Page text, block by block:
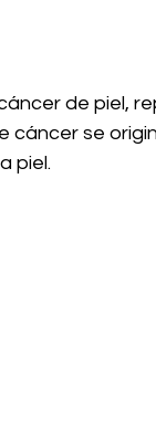
de piel,
cáncer se
piel.